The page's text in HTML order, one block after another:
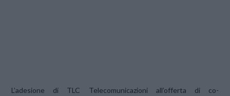
L’adesione di TLC Telecomunicazioni all’offerta di co-